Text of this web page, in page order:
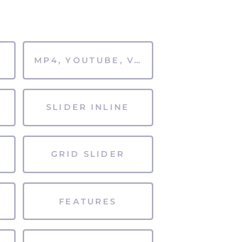
MP4, YOUTUBE, VIMEO
SLIDER INLINE
GRID SLIDER
FEATURES